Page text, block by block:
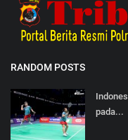
RANDOM POSTS
pada...